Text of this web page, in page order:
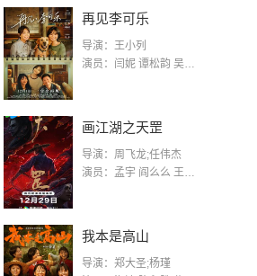
再见李可乐
导演：王小列
演员：闫妮 谭松韵 吴京 蒋龙 赵小棠 冯雷 李虎城 平安 小七 小可乐
画江湖之天罡
导演：周飞龙;任伟杰
演员：孟宇 阎么么 王凯 郭政建 阎萌萌 杨默 高枫 齐斯伽 刘芊含 马程
我本是高山
导演：郑大圣;杨瑾